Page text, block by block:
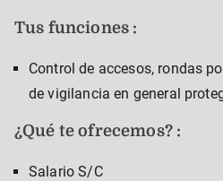
Tus funciones :
Control de accesos, rondas
de vigilancia en general
¿Qué te ofrecemos? :
Salario S/C